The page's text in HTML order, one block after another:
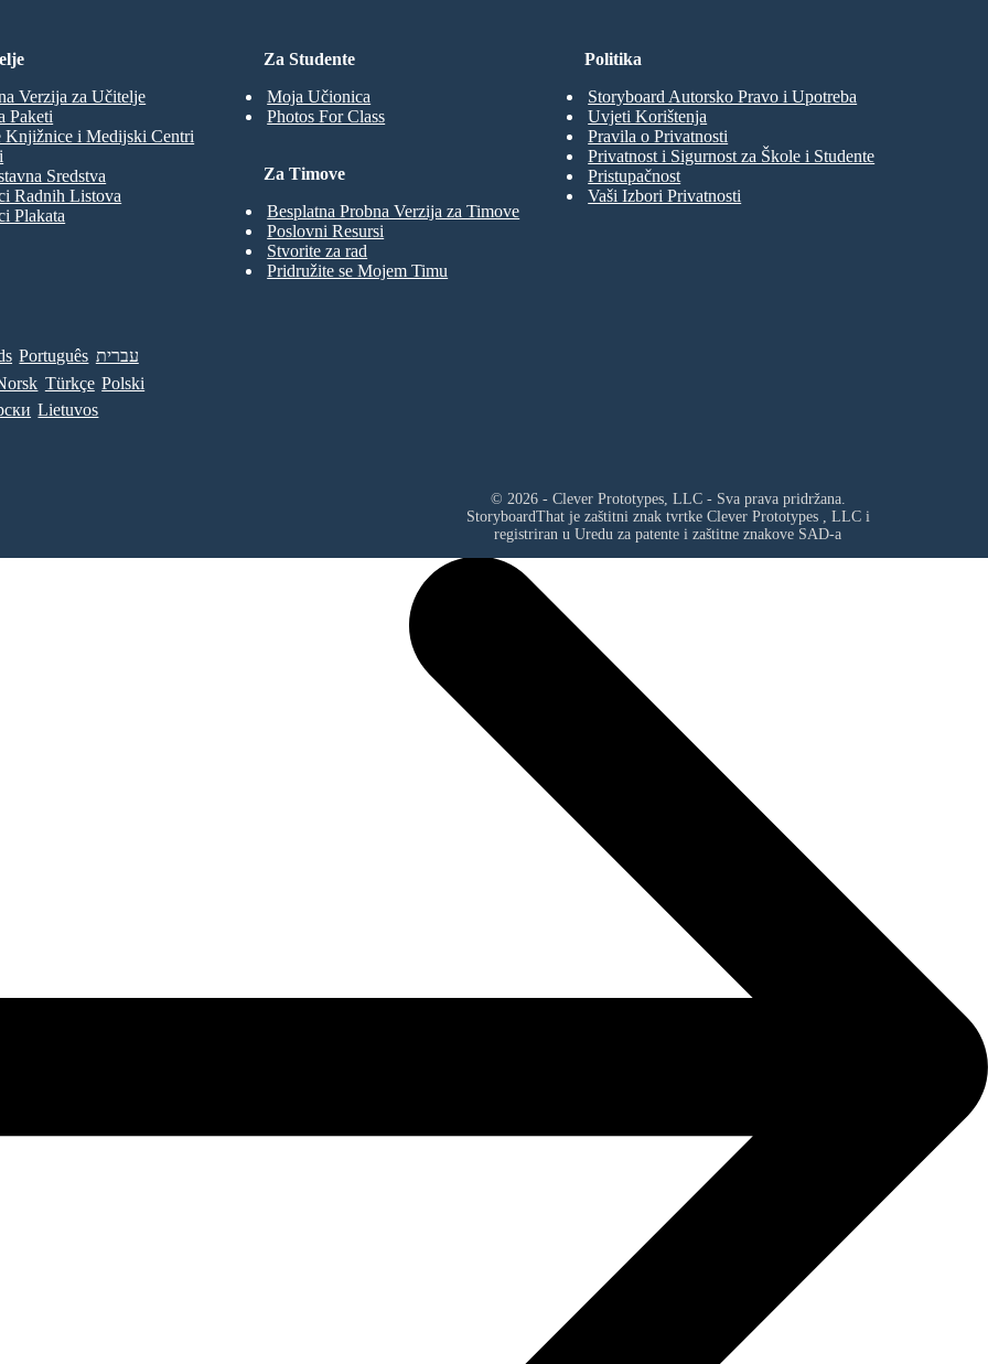
Za Studente
Moja Učionica
Photos For Class
Verzija za Učitelje
Paketi
Knjižnice i Medijski Centri
Sredstva
Radnih Listova
Plakata
Za Timove
Besplatna Probna Verzija za Timove
Poslovni Resursi
Stvorite za rad
Pridružite se Mojem Timu
Politika
Storyboard Autorsko Pravo i Upotreba
Uvjeti Korištenja
Pravila o Privatnosti
Privatnost i Sigurnost za Škole i Studente
Pristupačnost
Vaši Izbori Privatnosti
Português עברית
Türkçe Polski
Lietuvos
© 2026 - Clever Prototypes, LLC - Sva prava pridržana.
StoryboardThat je zaštitni znak tvrtke Clever Prototypes , LLCi
registriran u Uredu za patente i zaštitne znakove SAD-a